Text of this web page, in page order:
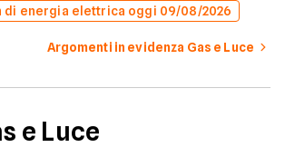
di energia elettrica oggi 09/08/2026
Argomenti in evidenza Gas e Luce
e Luce